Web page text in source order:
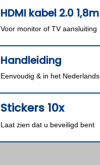
HDMI kabel 2.0 1,8m
Voor monitor of TV aansluiting
Handleiding
Eenvoudig & in het Nederlands
Stickers 10x
Laat zien dat u beveiligd bent